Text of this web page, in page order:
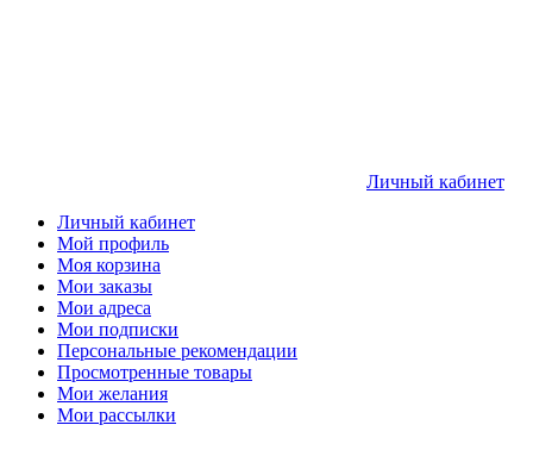
Личный кабинет
Личный кабинет
Мой профиль
Моя корзина
Мои заказы
Мои адреса
Мои подписки
Персональные рекомендации
Просмотренные товары
Мои желания
Мои рассылки